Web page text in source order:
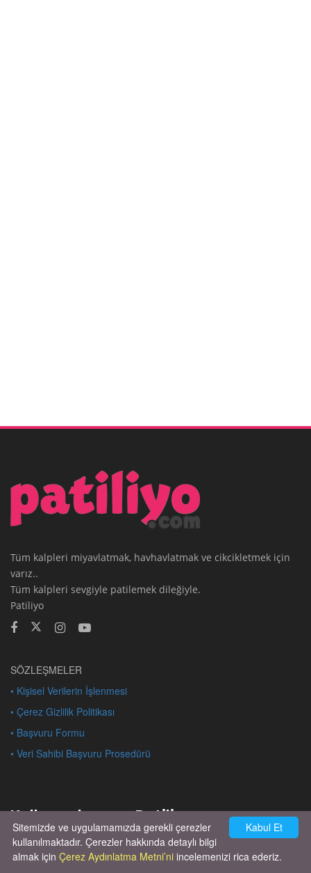
Tüm kalpleri miyavlatmak, havhavlatmak ve cikcikletmek için
varız..
Tüm kalpleri sevgiyle patilemek dileğiyle.
Patiliyo
SÖZLEŞMELER
• Kişisel Verilerin İşlenmesi
• Çerez Gizlilik Politikası
• Başvuru Formu
• Veri Sahibi Başvuru Prosedürü
Kullanıcılarımız Patiliyo
Çok acil yuva hepsinin bakımı tedavisi
Kabul Et
Sitemizde ve uygulamamızda gerekli çerezler
kullanılmaktadır. Çerezler hakkında detaylı bilgi
almak için Çerez Aydınlatma Metni’ni incelemenizi rica ederiz.